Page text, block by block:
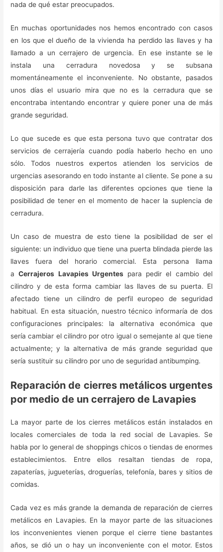
nada de qué estar preocupados.
En muchas oportunidades nos hemos encontrado con casos
en los que el dueño de la vivienda ha perdido las llaves y ha
llamado a un cerrajero de urgencia. En ese instante se le
instala una cerradura novedosa y se subsana
momentáneamente el inconveniente. No obstante, pasados
unos días el usuario mira que no es la cerradura que se
encontraba intentando encontrar y quiere poner una de más
grande seguridad.
Lo que sucede es que esta persona tuvo que contratar dos
servicios de cerrajería cuando podía haberlo hecho en uno
sólo. Todos nuestros expertos atienden los servicios de
urgencias asesorando en todo instante al cliente. Se pone a su
disposición para darle las diferentes opciones que tiene la
posibilidad de tener en el momento de hacer la suplencia de
cerradura.
Un caso de muestra de esto tiene la posibilidad de ser el
siguiente: un individuo que tiene una puerta blindada pierde las
llaves fuera del horario comercial. Esta persona llama
aCerrajeros Lavapies Urgentespara pedir el cambio del
cilindro y de esta forma cambiar las llaves de su puerta. El
afectado tiene un cilindro de perfil europeo de seguridad
habitual. En esta situación, nuestro técnico informaría de dos
configuraciones principales: la alternativa económica que
sería cambiar el cilindro por otro igual o semejante al que tiene
actualmente; y la alternativa de más grande seguridad que
sería sustituir su cilindro por uno de seguridad antibumping.
Reparación de cierres metálicos urgentes
por medio de un cerrajero de Lavapies
La mayor parte de los cierres metálicos están instalados en
locales comerciales de toda la red social de Lavapies. Se
habla por lo general de shoppings chicos o tiendas de enormes
establecimientos. Entre ellos resaltan tiendas de ropa,
zapaterías, jugueterías, droguerías, telefonía, bares y sitios de
comidas.
Cada vez es más grande la demanda de reparación de cierres
metálicos en Lavapies. En la mayor parte de las situaciones
los inconvenientes vienen porque el cierre tiene bastantes
años, se dió un o hay un inconveniente con el motor. Estos